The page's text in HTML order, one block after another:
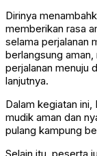
Dirinya
memberikan rasa
selama perjalanan
berlangsung
perjalanan menuju
lanjutnya.
Dalam kegiatan
mudik aman dan
pulang kampung